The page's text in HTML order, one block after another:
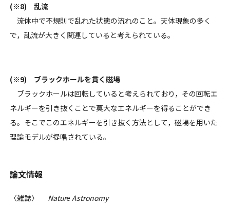
(※8) 乱流
流体中で不規則で乱れた状態の流れのこと。天体現象の多く
で，乱流が大きく関連していると考えられている。
(※9) ブラックホールを貫く磁場
ブラックホールは回転していると考えられており，その回転エ
ネルギーを引き抜くことで莫大なエネルギーを得ることができ
る。そこでこのエネルギーを引き抜く方法として，磁場を用いた
理論モデルが提唱されている。
論文情報
〈雑誌〉 Nature Astronomy